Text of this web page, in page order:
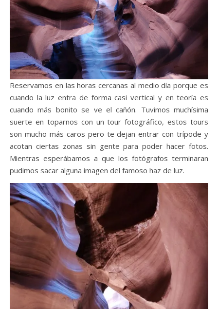
Reservamos en las horas cercanas al medio día porque es
cuando la luz entra de forma casi vertical y en teoría es
cuando más bonito se ve el cañón. Tuvimos muchísima
suerte en toparnos con un tour fotográfico, estos tours
son mucho más caros pero te dejan entrar con trípode y
acotan ciertas zonas sin gente para poder hacer fotos.
Mientras esperábamos a que los fotógrafos terminaran
pudimos sacar alguna imagen del famoso haz de luz.